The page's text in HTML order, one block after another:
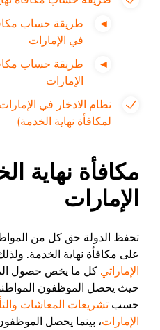
طريقة حساب
في الإمارات
طريقة حساب
الإمارات
نظام الادخار في
لمكافأة نهاية الخدمة)
مكافأة نهاية
الإمارات
تحفظ الدولة حق كل من
على مكافأة نهاية الخدمة.
الإماراتي كل ما يخص حصول
حيث يحصل الموظفون
حسب تشريعات المعاشات
الإمارات، بينما يحصل